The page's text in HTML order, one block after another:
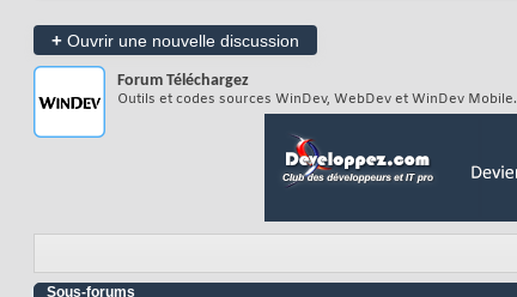
+ Ouvrir une nouvelle discussion
Forum Téléchargez
Outils et codes sources WinDev, WebDev et WinDev Mobile.
Sous-forums